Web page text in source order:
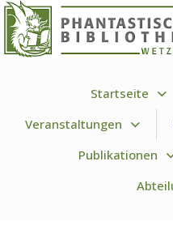
Startseite
Veranstaltungen
Publikationen